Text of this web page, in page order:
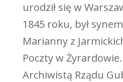
urodził się w
1845 roku, był
Marianny z
Poczty w Żyrardowie.
Archiwistą Rządu